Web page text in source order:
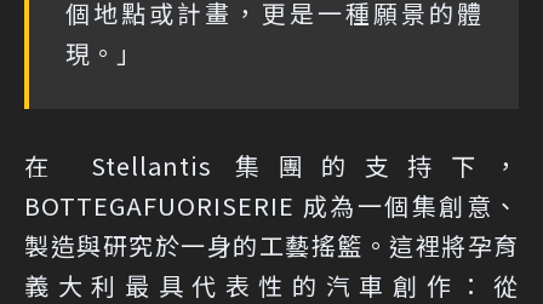
個地點或計畫，更是一種願景的體
現。」
在 Stellantis 集團的支持下，
BOTTEGAFUORISERIE 成為一個集創意、
製造與研究於一身的工藝搖籃。這裡將孕育
義大利最具代表性的汽車創作：從